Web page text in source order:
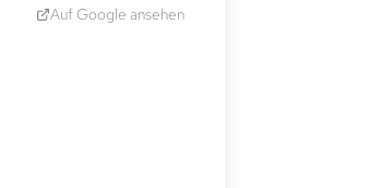
Auf Google ansehen